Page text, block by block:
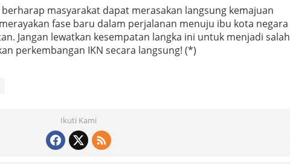
masyarakat dapat merasakan langsung kemajuan
fase baru dalam perjalanan menuju ibu kota negara
Jangan lewatkan kesempatan langka ini untuk menjadi salah
perkembangan IKN secara langsung! (*)
Ikuti Kami